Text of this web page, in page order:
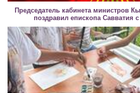
Председатель кабинета министров
поздравил епископа Савватия